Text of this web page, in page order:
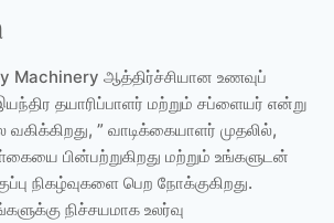
Machinery ஆத்திர்ச்சியான உணவுப்
தயாரிப்பாளர் மற்றும் சப்ளையர் என்று
” வாடிக்கையாளர் முதலில்,
பின்பற்றுகிறது மற்றும் உங்களுடன்
நிகழ்வுகளை பெற நோக்குகிறது.
நிச்சயமாக உலர்வு